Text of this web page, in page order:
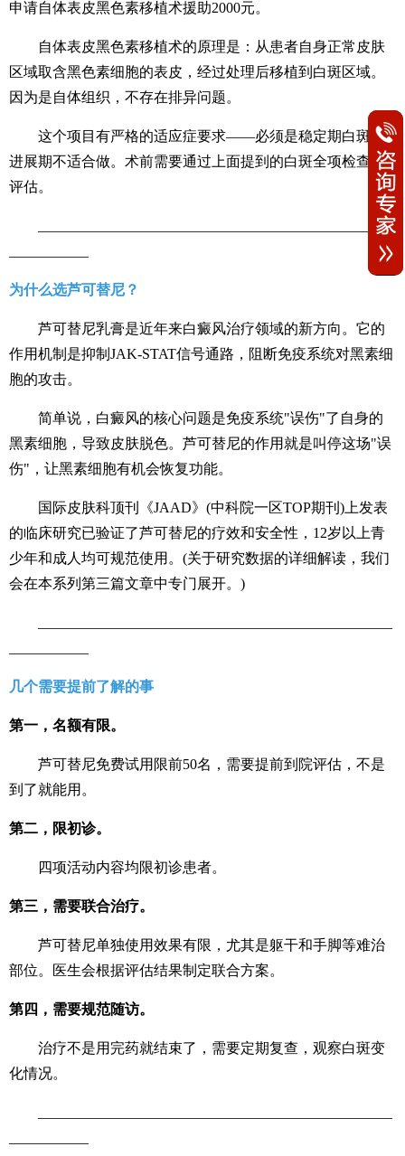
申请自体表皮黑色素移植术援助2000元。
自体表皮黑色素移植术的原理是：从患者自身正常皮肤
区域取含黑色素细胞的表皮，经过处理后移植到白斑区域。
因为是自体组织，不存在排异问题。
这个项目有严格的适应症要求——必须是稳定期白斑，
进展期不适合做。术前需要通过上面提到的白斑全项检查来
评估。
_________________________________________________
为什么选芦可替尼？
芦可替尼乳膏是近年来白癜风治疗领域的新方向。它的
作用机制是抑制JAK-STAT信号通路，阻断免疫系统对黑素细
胞的攻击。
简单说，白癜风的核心问题是免疫系统"误伤"了自身的
黑素细胞，导致皮肤脱色。芦可替尼的作用就是叫停这场"误
伤"，让黑素细胞有机会恢复功能。
国际皮肤科顶刊《JAAD》(中科院一区TOP期刊)上发表
的临床研究已验证了芦可替尼的疗效和安全性，12岁以上青
少年和成人均可规范使用。(关于研究数据的详细解读，我们
会在本系列第三篇文章中专门展开。)
几个需要提前了解的事
第一，名额有限。
芦可替尼免费试用限前50名，需要提前到院评估，不是
到了就能用。
第二，限初诊。
四项活动内容均限初诊患者。
第三，需要联合治疗。
芦可替尼单独使用效果有限，尤其是躯干和手脚等难治
部位。医生会根据评估结果制定联合方案。
第四，需要规范随访。
治疗不是用完药就结束了，需要定期复查，观察白斑变
化情况。